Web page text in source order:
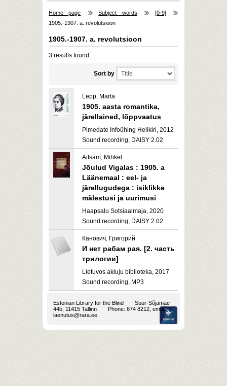
Home page Subject words
[0-9]
1905.-1907. a. revolutsioon
1905.-1907. a. revolutsioon
3 results found
Sort by
Lepp, Marta
1905. aasta romantika,
järellained, lõppvaatus
Pimedate Infoühing Helikiri, 2012
Sound recording, DAISY 2.02
Aitsam, Mihkel
Jõulud Vigalas : 1905. a
Läänemaal : eel- ja
järellugudega : isiklikke
mälestusi ja uurimusi
Haapsalu Sotsiaalmaja, 2020
Sound recording, DAISY 2.02
Канович, Григорий
И нет рабам рая. [2. часть
трилогии]
Lietuvos akluju biblioteka, 2017
Sound recording, MP3
Estonian Library for the Blind
Suur-Sõjamäe
44b, 11415 Tallinn
Phone: 674 8212, email:
laenutus@rara.ee